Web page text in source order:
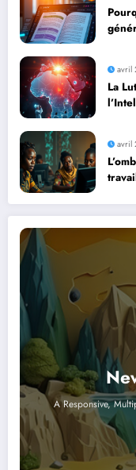
avril
La
avril
A Responsive,